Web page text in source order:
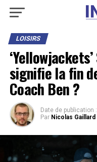
LOISIRS
signifie la fin
Coach Ben ?
Date de publication :
Par Nicolas Gaillard